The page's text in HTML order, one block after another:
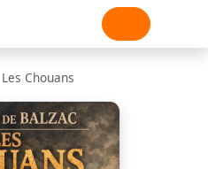
Les Chouans